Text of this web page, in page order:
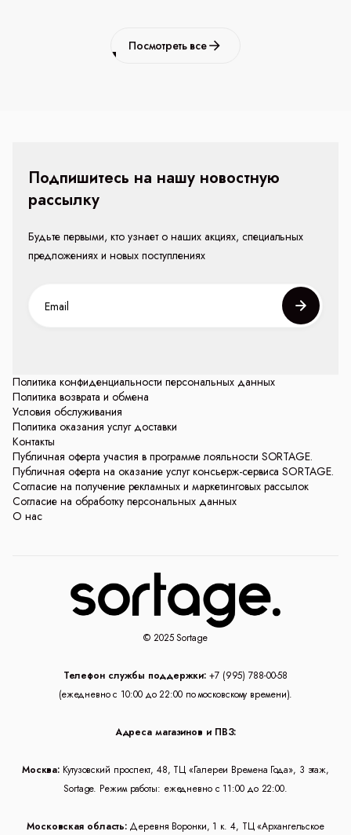
Посмотреть все
Политика конфиденциальности персональных данных
Политика возврата и обмена
Условия обслуживания
Политика оказания услуг доставки
Контакты
Публичная оферта участия в программе лояльности SORTAGE.
Публичная оферта на оказание услуг консьерж-сервиса SORTAGE.
Согласие на получение рекламных и маркетинговых рассылок
Согласие на обработку персональных данных
О нас
Подпишитесь на нашу новостную
рассылку
Будьте первыми, кто узнает о наших акциях, специальных
предложениях и новых поступлениях
© 2025 Sortage
Телефон службы поддержки: +7 (995) 788-00-58
(ежедневно с 10:00 до 22:00 по московскому времени).
Адреса магазинов и ПВЗ:
Москва: Кутузовский проспект, 48, ТЦ «Галереи Времена Года», 3 этаж,
Sortage. Режим работы: ежедневно с 11:00 до 22:00.
Московская область: Деревня Воронки, 1 к. 4, ТЦ «Архангельское